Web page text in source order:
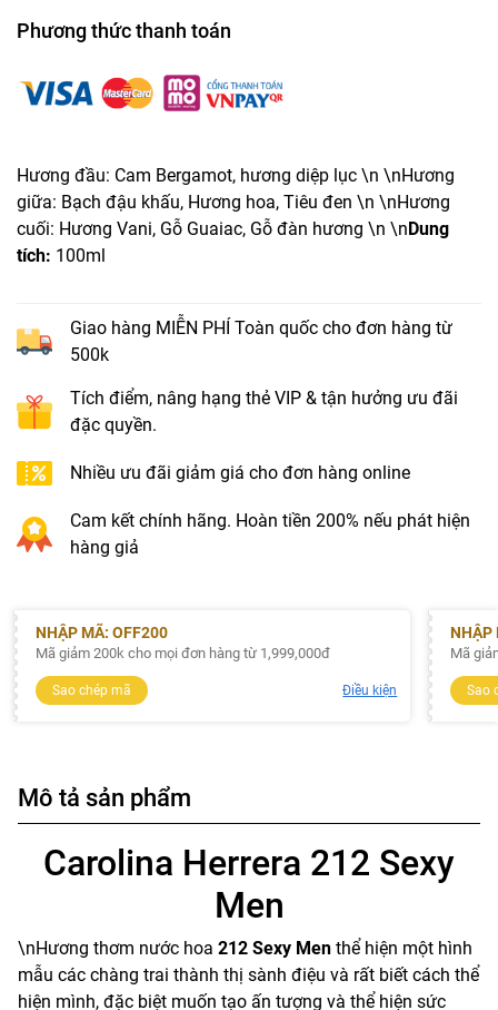
Phương thức thanh toán
Hương đầu: Cam Bergamot, hương diệp lục \n \nHương
giữa: Bạch đậu khấu, Hương hoa, Tiêu đen \n \nHương
cuối: Hương Vani, Gỗ Guaiac, Gỗ đàn hương \n \nDung
tích: 100ml
Giao hàng MIỄN PHÍ Toàn quốc cho đơn hàng từ
500k
Tích điểm, nâng hạng thẻ VIP & tận hưởng ưu đãi
đặc quyền.
Nhiều ưu đãi giảm giá cho đơn hàng online
Cam kết chính hãng. Hoàn tiền 200% nếu phát hiện
hàng giả
NHẬP MÃ: OFF200
Mã giảm 200k cho mọi đơn hàng từ 1,999,000đ
Sao chép mã Điều kiện
NHẬP
Mã
Sao
Mô tả sản phẩm
Carolina Herrera 212 Sexy
Men
\nHương thơm nước hoa 212 Sexy Men thể hiện một hình
mẫu các chàng trai thành thị sành điệu và rất biết cách thể
hiện mình, đặc biệt muốn tạo ấn tượng và thể hiện sức